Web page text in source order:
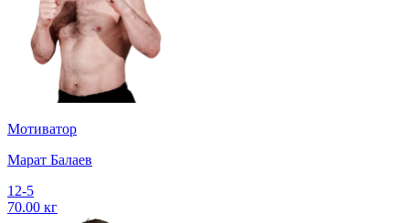
Мотиватор
Марат Балаев
12-5
70.00 кг